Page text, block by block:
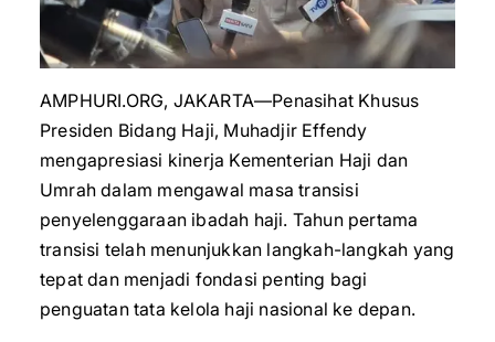
AMPHURI.ORG, JAKARTA—Penasihat Khusus
Presiden Bidang Haji, Muhadjir Effendy
mengapresiasi kinerja Kementerian Haji dan
Umrah dalam mengawal masa transisi
penyelenggaraan ibadah haji. Tahun pertama
transisi telah menunjukkan langkah-langkah yang
tepat dan menjadi fondasi penting bagi
penguatan tata kelola haji nasional ke depan.